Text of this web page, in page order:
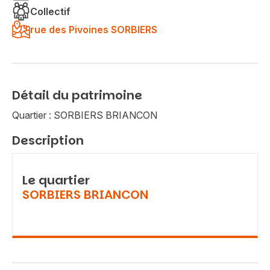
Collectif
rue des Pivoines SORBIERS
Détail du patrimoine
Quartier : SORBIERS BRIANCON
Description
Le quartier
SORBIERS BRIANCON